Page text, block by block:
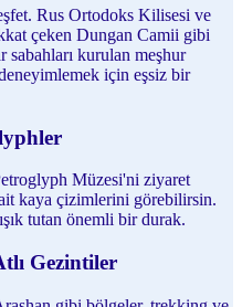
Rus Ortodoks Kilisesi ve
çeken Dungan Camii gibi
sabahları kurulan meşhur
için eşsiz bir
Müzesi'ni ziyaret
kaya çizimlerini görebilirsin.
tutan önemli bir durak.
Gezintiler